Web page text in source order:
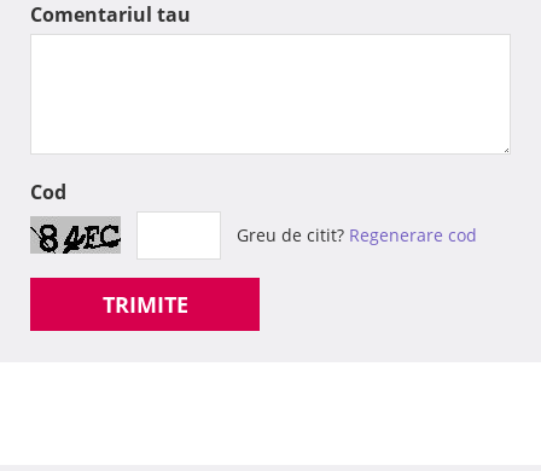
Comentariul tau
Cod
Greu de citit? Regenerare cod
TRIMITE